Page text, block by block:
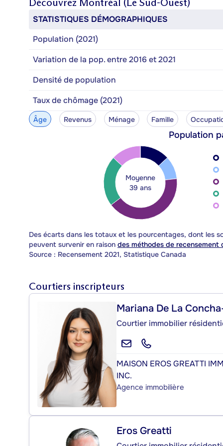
STATISTIQUES DÉMOGRAPHIQUES
Population (2021)
Variation de la pop. entre 2016 et 2021
Densité de population
Taux de chômage (2021)
Âge Revenus Ménage Famille
Population
Moyenne
39 ans
Des écarts dans les totaux et les pourcentages, dont les
peuvent survenir en raison des méthodes de recensement
Source : Recensement 2021, Statistique Canada
Courtiers inscripteurs
Mariana De La
Courtier immobilier
MAISON EROS GREATTI
INC.
Agence immobilière
Eros Greatti